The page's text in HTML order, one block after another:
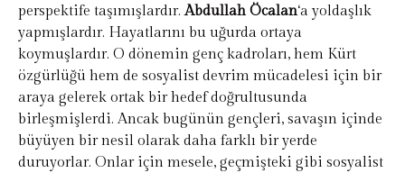
perspektife taşımışlardır.Abdullah Öcalan‘a yoldaşlık
yapmışlardır. Hayatlarını bu uğurda ortaya
koymuşlardır. O dönemin genç kadroları, hem Kürt
özgürlüğü hem de sosyalist devrim mücadelesi için bir
araya gelerek ortak bir hedef doğrultusunda
birleşmişlerdi. Ancak bugünün gençleri, savaşın içinde
büyüyen bir nesil olarak daha farklı bir yerde
duruyorlar. Onlar için mesele, geçmişteki gibi sosyalist